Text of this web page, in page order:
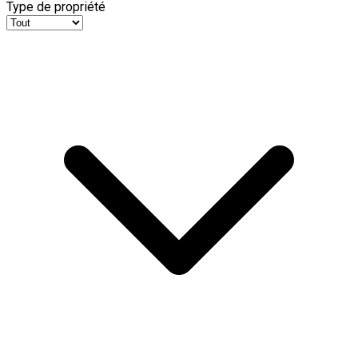
Type de propriété